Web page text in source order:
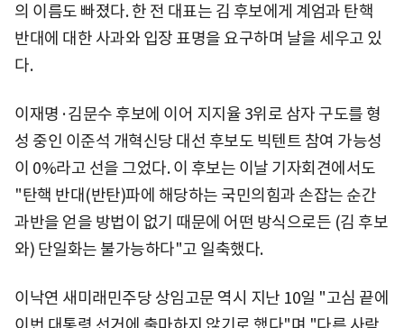
의 이름도 빠졌다. 한 전 대표는 김 후보에게 계엄과 탄핵
반대에 대한 사과와 입장 표명을 요구하며 날을 세우고 있
다.
이재명·김문수 후보에 이어 지지율 3위로 삼자 구도를 형
성 중인 이준석 개혁신당 대선 후보도 빅텐트 참여 가능성
이 0%라고 선을 그었다. 이 후보는 이날 기자회견에서도
"탄핵 반대(반탄)파에 해당하는 국민의힘과 손잡는 순간
과반을 얻을 방법이 없기 때문에 어떤 방식으로든 (김 후보
와) 단일화는 불가능하다"고 일축했다.
이낙연 새미래민주당 상임고문 역시 지난 10일 "고심 끝에